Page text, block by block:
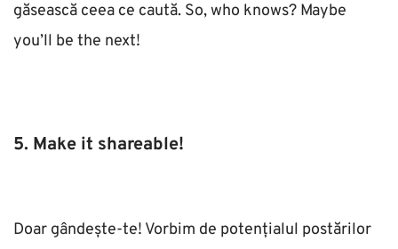
găsească ceea ce caută. So, who knows? Maybe
you’ll be the next!
5. Make it shareable!
Doar gândește-te! Vorbim de potențialul postărilor